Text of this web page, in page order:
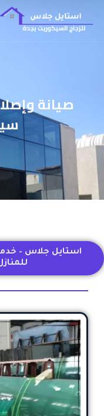
صيانة
استايل جلاس –